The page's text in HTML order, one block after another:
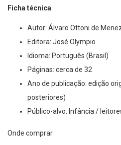
Editora: José Olympio
Idioma: Português (Brasil)
Páginas: cerca de 32
Ano de publicação: edição
posteriores)
Público-alvo: Infância /